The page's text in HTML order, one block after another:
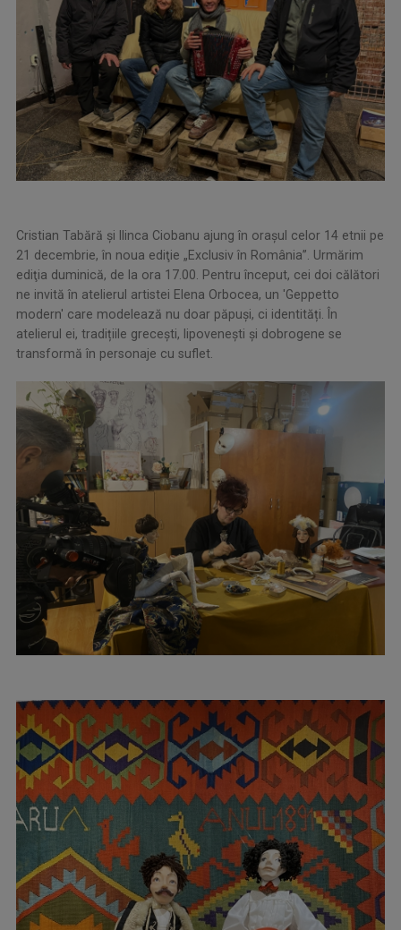
Cristian Tabără și Ilinca Ciobanu ajung în orașul celor 14 etnii pe
21 decembrie, în noua ediţie „Exclusiv în România”. Urmărim
ediţia duminică, de la ora 17.00. Pentru început, cei doi călători
ne invită în atelierul artistei Elena Orbocea, un 'Geppetto
modern' care modelează nu doar păpuși, ci identități. În
atelierul ei, tradițiile grecești, lipovenești și dobrogene se
transformă în personaje cu suflet.